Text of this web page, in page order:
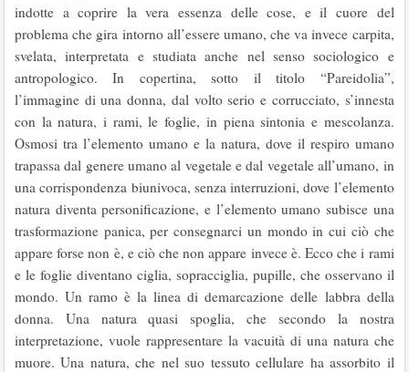
indotte a coprire la vera essenza delle cose, e il cuore del
problema che gira intorno all’essere umano, che va invece carpita,
svelata, interpretata e studiata anche nel senso sociologico e
antropologico. In copertina, sotto il titolo “Pareidolia”,
l’immagine di una donna, dal volto serio e corrucciato, s’innesta
con la natura, i rami, le foglie, in piena sintonia e mescolanza.
Osmosi tra l’elemento umano e la natura, dove il respiro umano
trapassa dal genere umano al vegetale e dal vegetale all’umano, in
una corrispondenza biunivoca, senza interruzioni, dove l’elemento
natura diventa personificazione, e l’elemento umano subisce una
trasformazione panica, per consegnarci un mondo in cui ciò che
appare forse non è, e ciò che non appare invece è. Ecco che i rami
e le foglie diventano ciglia, sopracciglia, pupille, che osservano il
mondo. Un ramo è la linea di demarcazione delle labbra della
donna. Una natura quasi spoglia, che secondo la nostra
interpretazione, vuole rappresentare la vacuità di una natura che
muore. Una natura, che nel suo tessuto cellulare ha assorbito il